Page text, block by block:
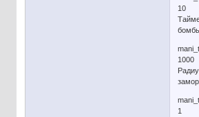
10
1000
1